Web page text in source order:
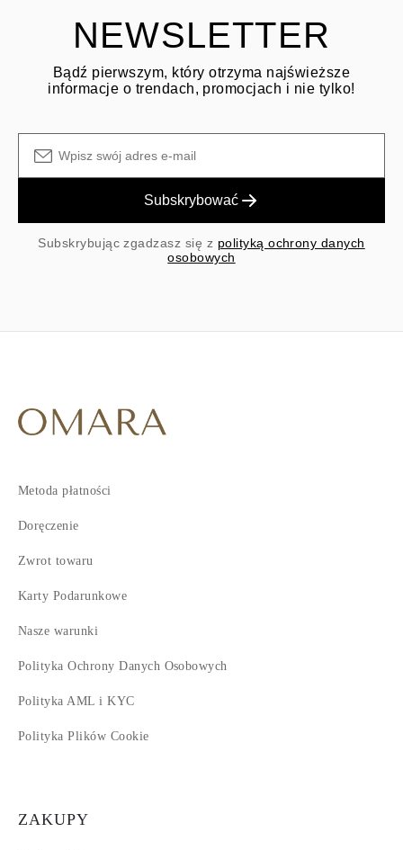
NEWSLETTER
Bądź pierwszym, który otrzyma najświeższe
informacje o trendach, promocjach i nie tylko!
Subskrybować
Subskrybując zgadzasz się z polityką ochrony danych
osobowych
Metoda płatności
Doręczenie
Zwrot towaru
Karty Podarunkowe
Nasze warunki
Polityka Ochrony Danych Osobowych
Polityka AML i KYC
Polityka Plików Cookie
ZAKUPY